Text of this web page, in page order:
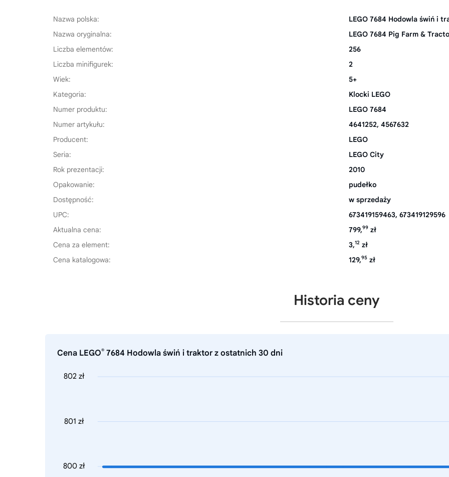
Nazwa polska:
LEGO 7684 Hodowla świń i
Nazwa oryginalna:
LEGO 7684 Pig Farm &
Liczba elementów:
256
Liczba minifigurek:
2
Wiek:
5+
Kategoria:
Klocki LEGO
Numer produktu:
LEGO 7684
Numer artykułu:
4641252, 4567632
Producent:
LEGO
Seria:
LEGO City
Rok prezentacji:
2010
Opakowanie:
pudełko
Dostępność:
w sprzedaży
UPC:
673419159463, 673419129596
Aktualna cena:
799,99 zł
Cena za element:
3,12 zł
Cena katalogowa:
129,95 zł
Historia ceny
Cena LEGO® 7684 Hodowla świń i traktor z ostatnich 30 dni
802 zł
801 zł
800 zł